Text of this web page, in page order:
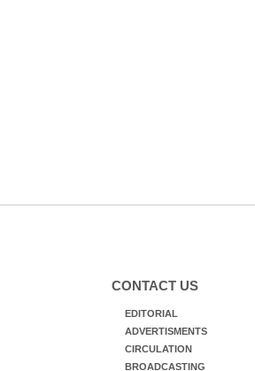
CONTACT US
EDITORIAL
ADVERTISMENTS
CIRCULATION
BROADCASTING